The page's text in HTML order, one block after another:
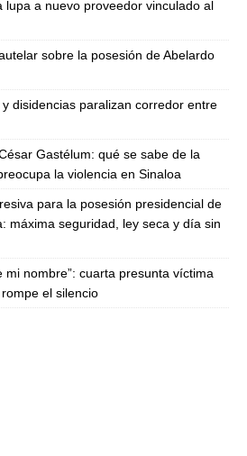
lupa a nuevo proveedor vinculado al
sobre la posesión de Abelardo
disidencias paralizan corredor entre
Gastélum: qué se sabe de la
la violencia en Sinaloa
para la posesión presidencial de
máxima seguridad, ley seca y día sin
mi nombre”: cuarta presunta víctima
el silencio